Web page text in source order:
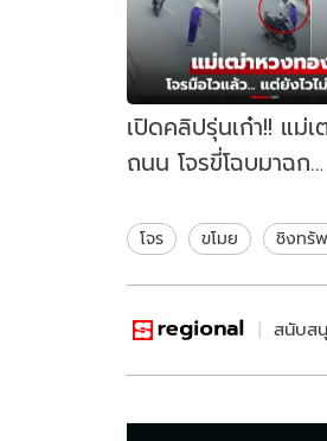
เปิดคลิปรุ่นเก๋า!! แม่
ถนน โจรขี่โฉบมาฉก
ไม่เสียทรัพย์
โจร ขโมย ชิงทรั
สนับส